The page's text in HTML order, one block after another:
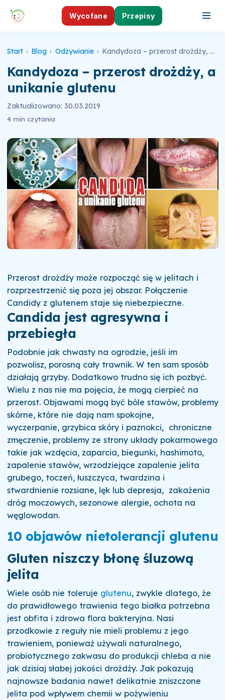
Wycofane Przepisy
Start › Blog › Odżywianie › Kandydoza – przerost drożdży, a unikanie glutenu
Kandydoza – przerost drożdży, a
unikanie glutenu
Zaktualizowano: 30.03.2019
4 min czytania
Przerost drożdży może rozpocząć się w jelitach i
rozprzestrzenić się poza jej obszar. Połączenie
Candidy z glutenem staje się niebezpieczne.
Candida jest agresywna i
przebiegła
Podobnie jak chwasty na ogrodzie, jeśli im
pozwolisz, porosną cały trawnik. W ten sam sposób
działają grzyby. Dodatkowo trudno się ich pozbyć.
Wielu z nas nie ma pojęcia, że mogą cierpieć na
przerost. Objawami mogą być bóle stawów, problemy
skórne, które nie dają nam spokojne,
wyczerpanie, grzybica skóry i paznokci, chroniczne
zmęczenie, problemy ze strony układy pokarmowego
takie jak wzdęcia, zaparcia, biegunki, hashimoto,
zapalenie stawów, wrzodziejące zapalenie jelita
grubego, toczeń, łuszczyca, twardzina i
stwardnienie rozsiane, lęk lub depresja, zakażenia
dróg moczowych, sezonowe alergie, ochota na
węglowodan.
10 objawów nietolerancji glutenu
Gluten niszczy błonę śluzową
jelita
Wiele osób nie toleruje glutenu, zwykle dlatego, że
do prawidłowego trawienia tego białka potrzebna
jest obfita i zdrowa flora bakteryjna. Nasi
przodkowie z reguły nie mieli problemu z jego
trawieniem, ponieważ używali naturalnego,
probiotycznego zakwasu do produkcji chleba a nie
jak dzisiaj słabej jakości drożdży. Jak pokazują
najnowsze badania nawet delikatnie zniszczone
jelita pod wpływem chemii w pożywieniu